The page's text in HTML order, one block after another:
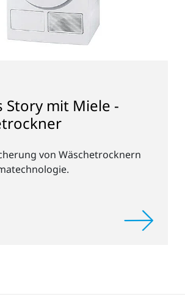
Story mit Miele -
von Wäschetrocknern